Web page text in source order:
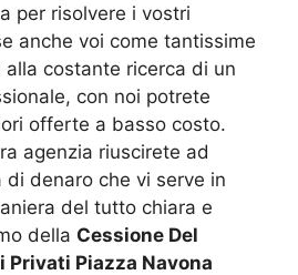
per risolvere i vostri
anche voi come tantissime
costante ricerca di un
con noi potrete
offerte a basso costo.
agenzia riuscirete ad
di denaro che vi serve in
del tutto chiara e
della Cessione Del
Privati Piazza Navona